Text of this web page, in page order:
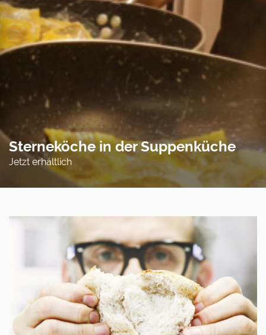
Sterneköche in der Suppenküche
Jetzt erhältlich